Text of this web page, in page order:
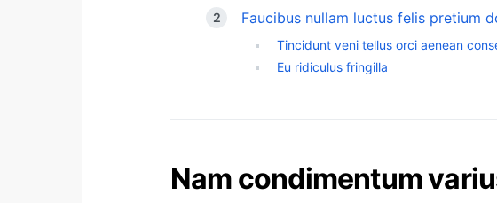
Faucibus nullam luctus felis pretium
Tincidunt veni tellus orci aenean
Eu ridiculus fringilla
Nam condimentum